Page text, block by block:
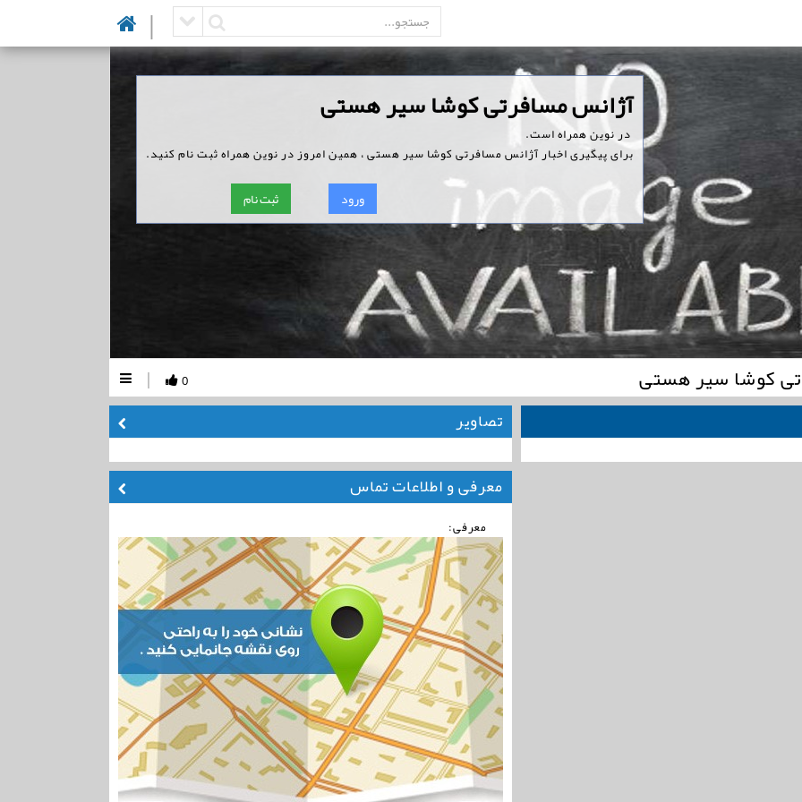
|
‏آژانس مسافرتی کوشا سیر هستی
‏ در نوین همراه است.
برای پیگیری اخبار آژانس مسافرتی کوشا سیر هستی ، همین امروز در نوین همراه ثبت نام کنید.
ورود ثبت نام
کوشا سیر هستی 0
|
تصاویر
معرفی و اطلاعات تماس
معرفی: